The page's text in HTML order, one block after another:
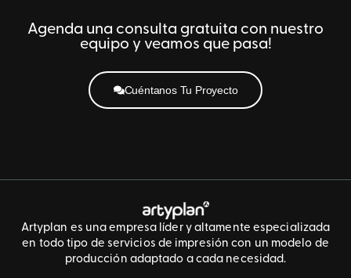
Agenda una consulta gratuita con nuestro
equipo y veamos que pasa!
Cuéntanos Tu Proyecto
Artyplan es una empresa líder y altamente especializada
en todo tipo de servicios de impresión con un modelo de
producción adaptado a cada necesidad.